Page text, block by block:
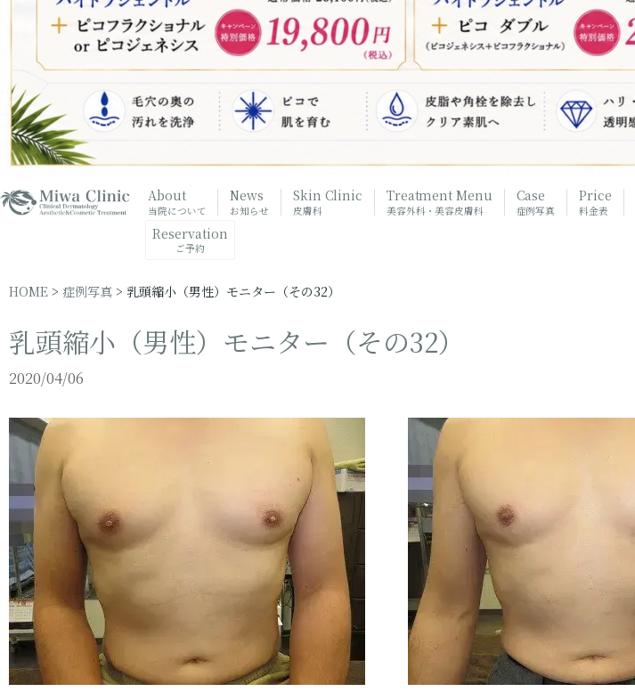
About
当院について
News
お知らせ
Skin Clinic
皮膚科
Treatment Menu
美容外科・美容皮膚科
Case
症例写真
Price
料金表
Reservation
ご予約
HOME > 症例写真 > 乳頭縮小（男性）モニター（その32）
乳頭縮小（男性）モニター（その32）
2020/04/06